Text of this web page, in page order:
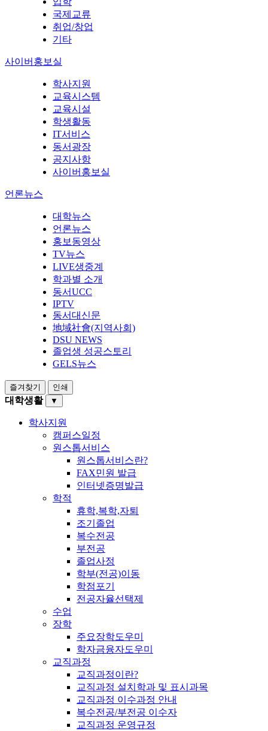
국제교류
취업/창업
기타
사이버홍보실
학사지원
교육시스템
교육시설
학생활동
IT서비스
동서광장
공지사항
사이버홍보실
언론뉴스
대학뉴스
언론뉴스
홍보동영상
TV뉴스
LIVE생중계
학과별 소개
동서UCC
IPTV
동서대신문
地域社會(지역사회)
DSU NEWS
졸업생 성공스토리
GELS뉴스
즐겨찾기 인쇄
대학생활 ▼
학사지원
캠퍼스일정
원스톱서비스
원스톱서비스란?
FAX민원 발급
인터넷증명발급
학적
휴학,복학,자퇴
조기졸업
복수전공
부전공
졸업사정
학부(전공)이동
학점포기
전공자율선택제
수업
장학
주요장학도우미
학자금융자도우미
교직과정
교직과정이란?
교직과정 설치학과 및 표시과목
교직과정 이수과정 안내
복수전공/부전공 이수자
교직과정 운영규정